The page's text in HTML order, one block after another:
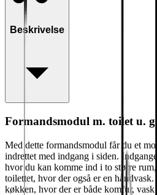
Beskrivelse
Formandsmodul m. toilet u.
Med dette formandsmodul får du et
indrettet med indgang i siden.
hvor du kan komme ind i to større
toilettet, hvor der også er en
køkken, hvor der er både komfur, vask